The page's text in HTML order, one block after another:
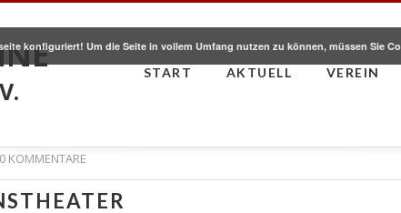
START AKTUELL VEREIN
0 KOMMENTARE
konfiguriert! Um die Seite in vollem Umfang nutzen zu können, müssen Sie